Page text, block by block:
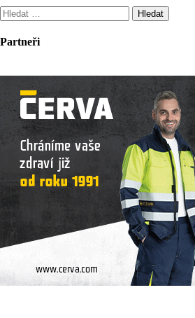
Vyhledávání
Partneři